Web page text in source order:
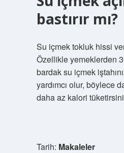
bastırır mı?
Su içmek tokluk hissi
Özellikle yemeklerden
bardak su içmek
yardımcı olur, böylece
daha az kalori
Tarih: Makaleler